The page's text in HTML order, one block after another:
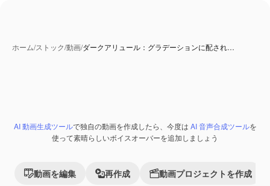
ホーム/ストック/動画/ダークアリュール：グラデーションに配され…
Premium
AI 動画生成ツールで独自の動画を作成したら、今度は AI 音声合成ツールを
使って素晴らしいボイスオーバーを追加しましょう
動画を編集 再作成 動画プロジェクトを作成